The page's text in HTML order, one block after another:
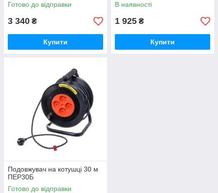
Готово до відправки
3 340 ₴
Купити
В наявності
1 925 ₴
Купити
Подовжувач на котушці 30 м
ПЕР30Б
Готово до відправки